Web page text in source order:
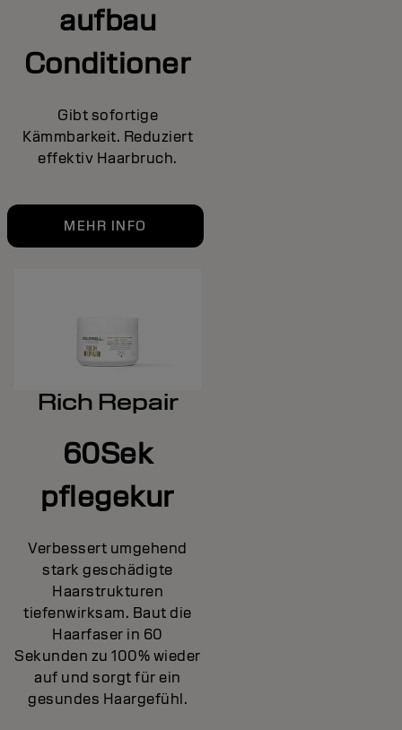
aufbau
Conditioner
Gibt sofortige
Kämmbarkeit. Reduziert
effektiv Haarbruch.
MEHR INFO
Rich Repair
60Sek
pflegekur
Verbessert umgehend
stark geschädigte
Haarstrukturen
tiefenwirksam. Baut die
Haarfaser in 60
Sekunden zu 100% wieder
auf und sorgt für ein
gesundes Haargefühl.